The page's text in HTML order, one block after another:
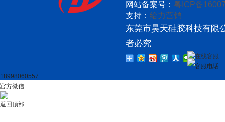
网站备案号： 粤ICP备
支持： 给力营销
东莞市昊天硅胶科技有限
者必究
在线客服
客服电话
18998060557
官方微信
返回顶部